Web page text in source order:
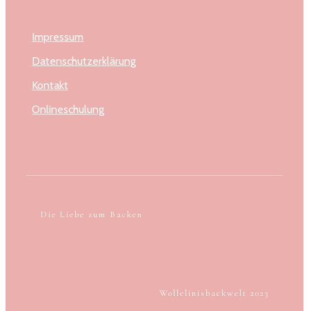
Impressum
Datenschutzerklärung
Kontakt
Onlineschulung
Die Liebe zum Backen
Wollelinisbackwelt 2023